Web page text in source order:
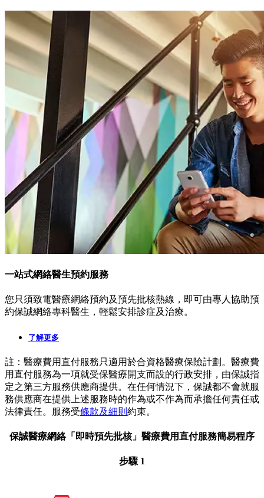
一站式網絡醫生預約服務
您只須致電醫療網絡預約及預先批核熱線，即可由專人協助預
約保誠網絡專科醫生，輕鬆安排診症及治療。
了解更多
註：醫療費用直付服務只適用於合資格醫療保險計劃。醫療費
用直付服務為一項就受保醫療開支而設的行政安排，由保誠指
定之第三方服務供應商提供。在任何情況下，保誠都不會就服
務供應商在提供上述服務時的作為或不作為而承擔任何責任或
法律責任。服務受條款及細則 約束。
保誠醫療網絡「即時預先批核」醫療費用直付服務簡易程序
步驟 1